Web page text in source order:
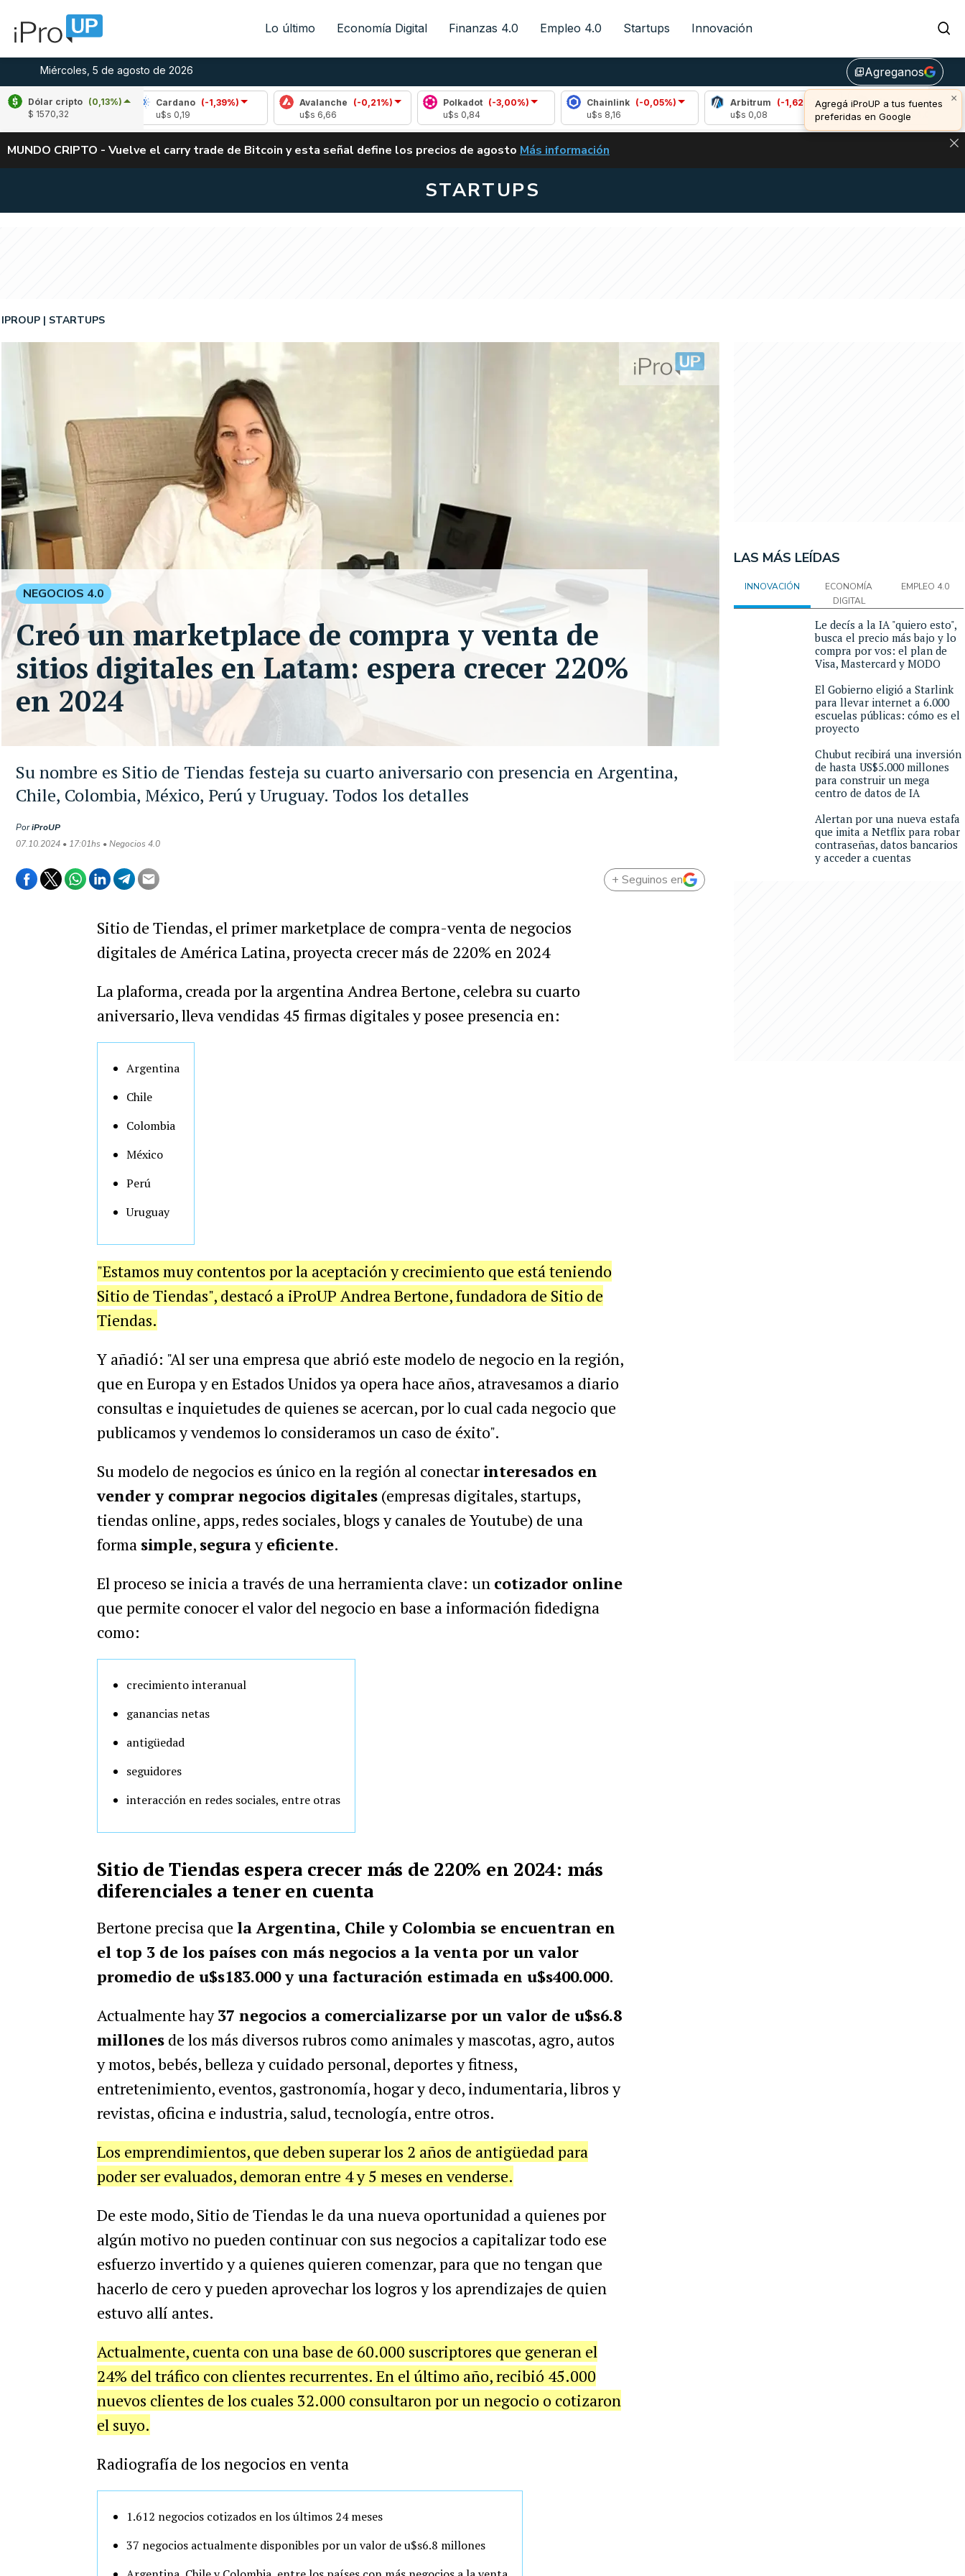
Lo último Economía Digital Finanzas 4.0 Empleo 4.0 Startups Innovación
Miércoles, 5 de agosto de 2026 library_addAgreganos
×
Agregá iProUP a tus fuentes
preferidas en Google
Dólar cripto (0,13%)
$ 1570,32
(-1,11%)
Cardano
(-1,39%)
Avalanche (-0,21%)
Polkadot
(-3,00%)
Chainlink
(-0,05%)
Arbitrum
(-1,62%)
Bitcoin (0,72%)
u$s 64.654,00
ALERTA
MUNDO CRIPTO - Vuelve el carry trade de Bitcoin y esta señal define los precios de agosto VUELVE EL CARRY TRADE DE BITCOIN Y ESTA SEÑAL DEFINE LOS PRECIOS DE
Más información
STARTUPS
Su nombre es Sitio de Tiendas festeja su cuarto aniversario con presencia en Argentina,
Chile, Colombia, México, Perú y Uruguay. Todos los detalles
IPROUP STARTUPS
PoriProUP
07.10.2024 • 17:01hs • Negocios 4.0
NEGOCIOS 4.0
Creó un marketplace de compra y venta de
sitios digitales en Latam: espera crecer 220%
en 2024
+ Seguinos en
Sitio de Tiendas, el primer marketplace de compra-venta de negocios
digitales de América Latina, proyecta crecer más de 220% en 2024
La plaforma, creada por la argentina Andrea Bertone, celebra su cuarto
aniversario, lleva vendidas 45 firmas digitales y posee presencia en:
Argentina
Chile
Colombia
México
Perú
Uruguay
"Estamos muy contentos por la aceptación y crecimiento que está teniendo
Sitio de Tiendas", destacó a iProUP Andrea Bertone, fundadora de Sitio de
Tiendas.
Y añadió: "Al ser una empresa que abrió este modelo de negocio en la región,
que en Europa y en Estados Unidos ya opera hace años, atravesamos a diario
consultas e inquietudes de quienes se acercan, por lo cual cada negocio que
publicamos y vendemos lo consideramos un caso de éxito".
Su modelo de negocios es único en la región al conectarinteresados en
vender y comprar negocios digitales(empresas digitales, startups,
tiendas online, apps, redes sociales, blogs y canales de Youtube) de una
forma simple, segurayeficiente.
El proceso se inicia a través de una herramienta clave: un cotizador online
que permite conocer el valor del negocio en base a información fidedigna
como:
crecimiento interanual
ganancias netas
antigüedad
seguidores
interacción en redes sociales, entre otras
Sitio de Tiendas espera crecer más de 220% en 2024: más
diferenciales a tener en cuenta
Bertone precisa que la Argentina, Chile y Colombia se encuentran en
el top 3 de los países con más negocios a la venta por un valor
promedio de u$s183.000 y una facturación estimada en u$s400.000.
Actualmente hay37 negocios a comercializarse por un valor de u$s6.8
millonesde los más diversos rubros como animales y mascotas, agro, autos
y motos, bebés, belleza y cuidado personal, deportes y fitness,
entretenimiento, eventos, gastronomía, hogar y deco, indumentaria, libros y
revistas, oficina e industria, salud, tecnología, entre otros.
Los emprendimientos, que deben superar los 2 años de antigüedad para
poder ser evaluados, demoran entre 4 y 5 meses en venderse.
De este modo, Sitio de Tiendas le da una nueva oportunidad a quienes por
algún motivo no pueden continuar con sus negocios a capitalizar todo ese
esfuerzo invertido y a quienes quieren comenzar, para que no tengan que
hacerlo de cero y pueden aprovechar los logros y los aprendizajes de quien
estuvo allí antes.
Actualmente, cuenta con una base de 60.000 suscriptores que generan el
24% del tráfico con clientes recurrentes. En el último año, recibió 45.000
nuevos clientes de los cuales 32.000 consultaron por un negocio o cotizaron
el suyo.
Radiografía de los negocios en venta
1.612 negocios cotizados en los últimos 24 meses
37 negocios actualmente disponibles por un valor de u$s6.8 millones
LAS MÁS LEÍDAS
INNOVACIÓN
ECONOMÍA
DIGITAL
EMPLEO 4.0
Le decís a la IA "quiero esto",
busca el precio más bajo y lo
compra por vos: el plan de
Visa, Mastercard y MODO
El Gobierno eligió a Starlink
para llevar internet a 6.000
escuelas públicas: cómo es el
proyecto
Chubut recibirá una inversión
de hasta US$5.000 millones
para construir un mega
centro de datos de IA
Alertan por una nueva estafa
que imita a Netflix para robar
contraseñas, datos bancarios
y acceder a cuentas